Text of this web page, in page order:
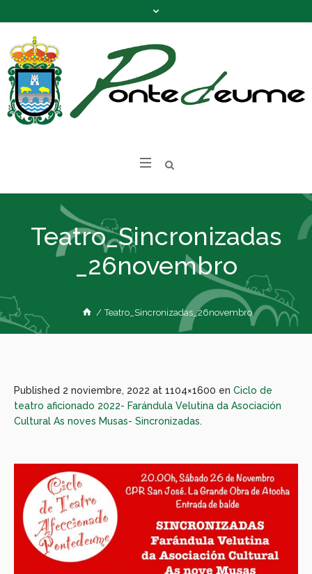
Teatro_Sincronizadas
_26novembro
/ Teatro_Sincronizadas_26novembro
Published 2 noviembre, 2022 at 1104×1600 en Ciclo de
teatro aficionado 2022- Farándula Velutina da Asociación
Cultural As noves Musas- Sincronizadas.